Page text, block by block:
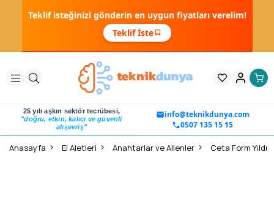
Teklif isteğinizi gönderin en uygun fiyatları verelim!
Teklif İste
25 yılı aşkın sektör tecrübesi,
"doğru, etkin, kalıcı ve güvenli
alışveriş"
info@teknikdunya.com
0507 135 15 15
Anasayfa El Aletleri Anahtarlar ve Allenler Ceta Form